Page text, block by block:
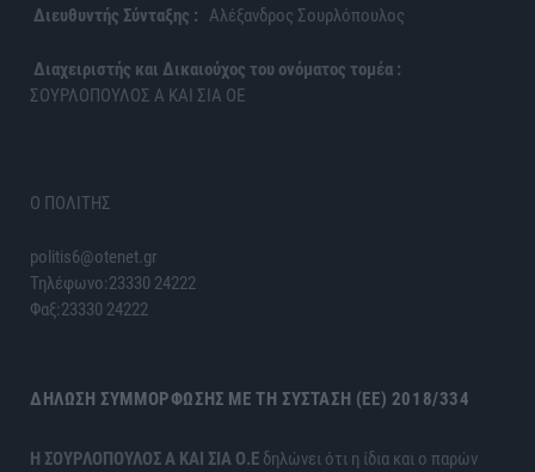
Διευθυντής Σύνταξης : Αλέξανδρος Σουρλόπουλος
Διαχειριστής και Δικαιούχος του ονόματος τομέα :
ΣΟΥΡΛΟΠΟΥΛΟΣ Α ΚΑΙ ΣΙΑ ΟΕ
Ο ΠΟΛΙΤΗΣ
politis6@otenet.gr
Τηλέφωνο:23330 24222
Φαξ:23330 24222
ΔΉΛΩΣΗ ΣΥΜΜΌΡΦΩΣΗΣ ΜΕ ΤΗ ΣΎΣΤΑΣΗ (ΕΕ) 2018/334
H ΣΟΥΡΛΟΠΟΥΛΟΣ Α ΚΑΙ ΣΙΑ Ο.Ε δηλώνει ότι η ίδια και ο παρών